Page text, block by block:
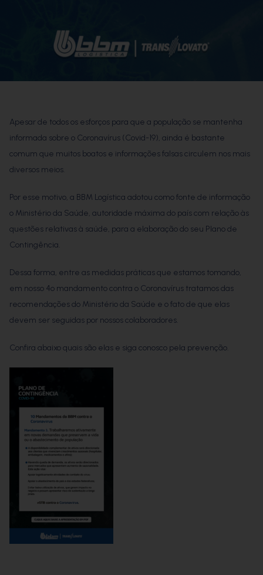
Apesar de todos os esforços para que a população se mantenha
informada sobre o Coronavírus (Covid-19), ainda é bastante
comum que muitos boatos e informações falsas circulem nos mais
diversos meios.
Por esse motivo, a BBM Logística adotou como fonte de informação
o Ministério da Saúde, autoridade máxima do país com relação às
questões relativas à saúde, para a elaboração do seu Plano de
Contingência.
Dessa forma, entre as medidas práticas que estamos tomando,
em nosso 4º mandamento contra o Coronavírus tratamos das
recomendações do Ministério da Saúde e o fato de que elas
devem ser seguidas por nossos colaboradores.
Confira abaixo quais são elas e siga conosco pela prevenção.